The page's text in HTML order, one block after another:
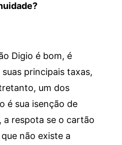
Digio é bom, é
principais taxas,
um dos
é sua isenção de
a respota se o cartão
não existe a